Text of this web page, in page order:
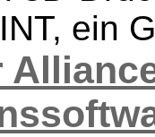
ein